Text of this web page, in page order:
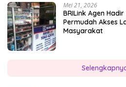
Mei 21, 2026
BRILink Agen
Permudah Akses
Masyarakat